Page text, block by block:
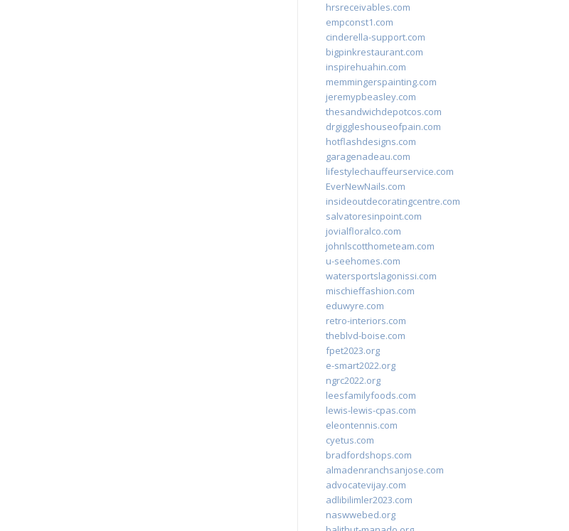
hrsreceivables.com
empconst1.com
cinderella-support.com
bigpinkrestaurant.com
inspirehuahin.com
memmingerspainting.com
jeremypbeasley.com
thesandwichdepotcos.com
drgiggleshouseofpain.com
hotflashdesigns.com
garagenadeau.com
lifestylechauffeurservice.com
EverNewNails.com
insideoutdecoratingcentre.com
salvatoresinpoint.com
jovialfloralco.com
johnlscotthometeam.com
u-seehomes.com
watersportslagonissi.com
mischieffashion.com
eduwyre.com
retro-interiors.com
theblvd-boise.com
fpet2023.org
e-smart2022.org
ngrc2022.org
leesfamilyfoods.com
lewis-lewis-cpas.com
eleontennis.com
cyetus.com
bradfordshops.com
almadenranchsanjose.com
advocatevijay.com
adlibilimler2023.com
naswwebed.org